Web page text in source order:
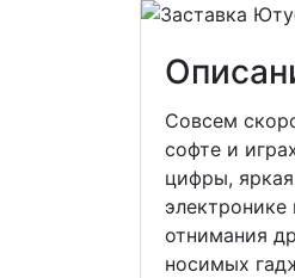
Совсем
софте и
цифры,
отнимания
носимых